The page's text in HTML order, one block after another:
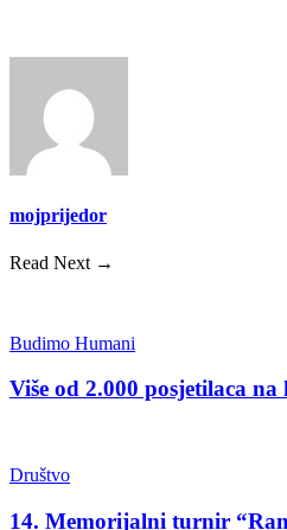
mojprijedor
Read Next →
Budimo Humani
Više od 2.000 posjetilaca
Društvo
14. Memorijalni turnir